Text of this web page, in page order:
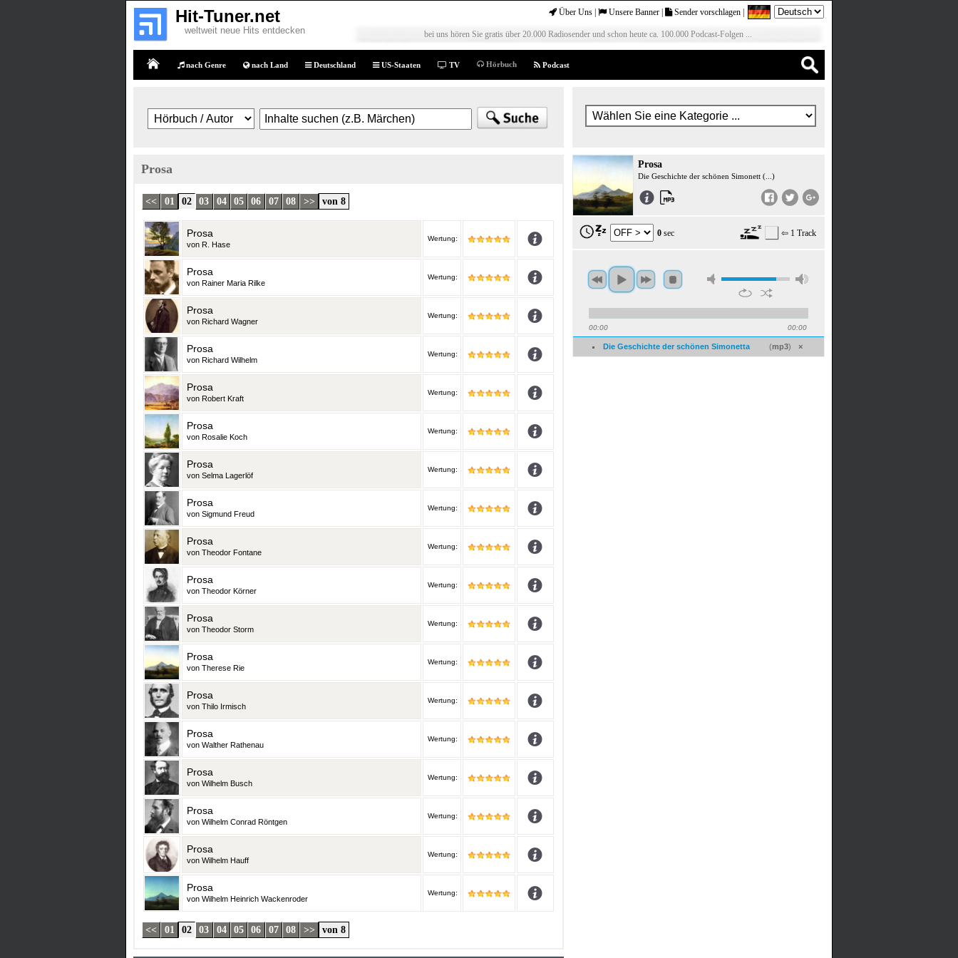
Hit-Tuner.net
weltweit neue Hits entdecken
Über Uns Unsere Banner Sender vorschlagen
bei uns hören Sie gratis über 20.000 Radiosender und schon heute ca. 100.000 Podcast-Folgen ...
nach Genre nach Land Deutschland US-Staaten TV Hörbuch Podcast
Prosa
<< 01 02 03 04 05 06 07 08 >> von 8
Prosa
von R. Hase
Wertung:
Prosa
von Rainer Maria Rilke
Wertung:
Prosa
von Richard Wagner
Wertung:
Prosa
von Richard Wilhelm
Wertung:
Prosa
von Robert Kraft
Wertung:
Prosa
von Rosalie Koch
Wertung:
Prosa
von Selma Lagerlöf
Wertung:
Prosa
von Sigmund Freud
Wertung:
Prosa
von Theodor Fontane
Wertung:
Prosa
von Theodor Körner
Wertung:
Prosa
von Theodor Storm
Wertung:
Prosa
von Therese Rie
Wertung:
Prosa
von Thilo Irmisch
Wertung:
Prosa
von Walther Rathenau
Wertung:
Prosa
von Wilhelm Busch
Wertung:
Prosa
von Wilhelm Conrad Röntgen
Wertung:
Prosa
von Wilhelm Hauff
Wertung:
Prosa
von Wilhelm Heinrich Wackenroder
Wertung:
<< 01 02 03 04 05 06 07 08 >> von 8
Prosa
Die Geschichte der schönen Simonett (...)
0 sec ⇦ 1 Track
00:00 00:00
×
(mp3)
Die Geschichte der schönen Simonetta